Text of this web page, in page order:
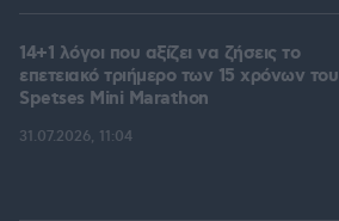
14+1 λόγοι που αξίζει να ζήσεις το
επετειακό τριήμερο των 15 χρόνων του
Spetses Mini Marathon
31.07.2026, 11:04